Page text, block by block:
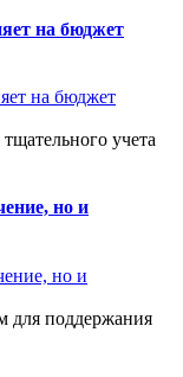
на бюджет
учета
но и
для поддержания